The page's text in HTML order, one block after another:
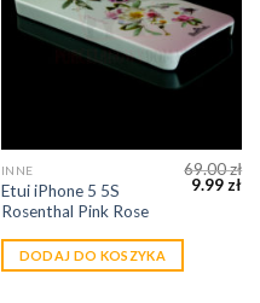
INNE
Etui iPhone 5 5S
Rosenthal Pink Rose
69.00zł
9.99 zł
DODAJ DO KOSZYKA